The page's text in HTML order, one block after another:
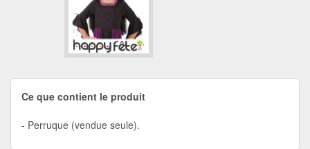
Ce que contient le produit
Perruque (vendue seule).